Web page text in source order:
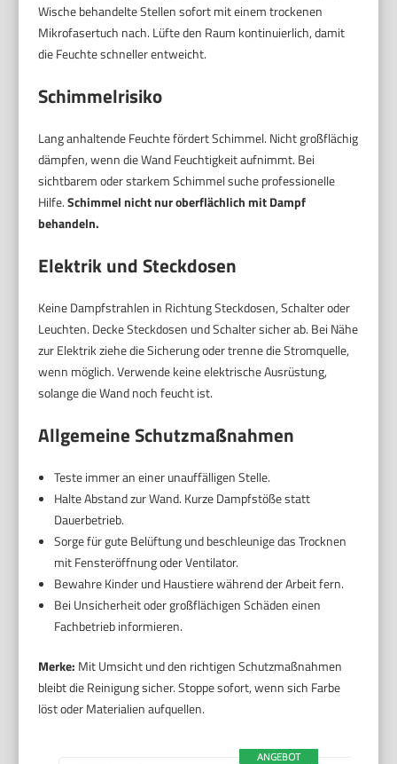
Wische behandelte Stellen sofort mit einem trockenen
Mikrofasertuch nach. Lüfte den Raum kontinuierlich, damit
die Feuchte schneller entweicht.
Schimmelrisiko
Lang anhaltende Feuchte fördert Schimmel. Nicht großflächig
dämpfen, wenn die Wand Feuchtigkeit aufnimmt. Bei
sichtbarem oder starkem Schimmel suche professionelle
Hilfe.Schimmel nicht nur oberflächlich mit Dampf
behandeln.
Elektrik und Steckdosen
Keine Dampfstrahlen in Richtung Steckdosen, Schalter oder
Leuchten. Decke Steckdosen und Schalter sicher ab. Bei Nähe
zur Elektrik ziehe die Sicherung oder trenne die Stromquelle,
wenn möglich. Verwende keine elektrische Ausrüstung,
solange die Wand noch feucht ist.
Allgemeine Schutzmaßnahmen
Teste immer an einer unauffälligen Stelle.
Halte Abstand zur Wand. Kurze Dampfstöße statt
Dauerbetrieb.
Sorge für gute Belüftung und beschleunige das Trocknen
mit Fensteröffnung oder Ventilator.
Bewahre Kinder und Haustiere während der Arbeit fern.
Bei Unsicherheit oder großflächigen Schäden einen
Fachbetrieb informieren.
Merke: Mit Umsicht und den richtigen Schutzmaßnahmen
bleibt die Reinigung sicher. Stoppe sofort, wenn sich Farbe
löst oder Materialien aufquellen.
ANGEBOT